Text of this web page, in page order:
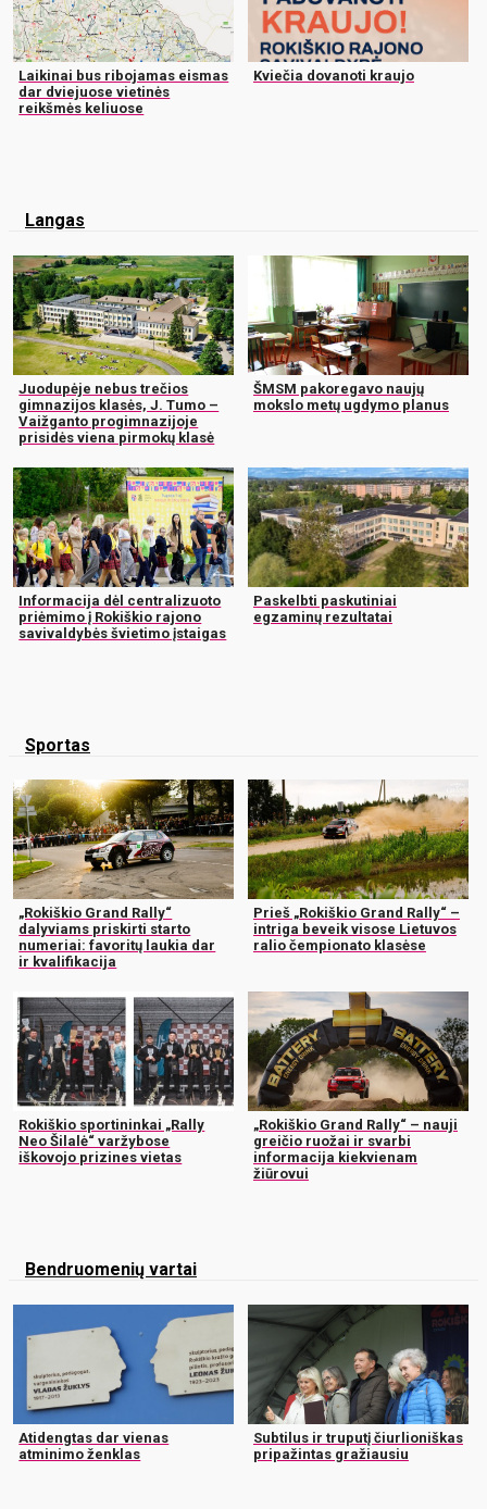
Laikinai bus ribojamas eismas
dar dviejuose vietinės
reikšmės keliuose
Kviečia dovanoti kraujo
Langas
Juodupėje nebus trečios
gimnazijos klasės, J. Tumo –
Vaižganto progimnazijoje
prisidės viena pirmokų klasė
ŠMSM pakoregavo naujų
mokslo metų ugdymo planus
Informacija dėl centralizuoto
priėmimo į Rokiškio rajono
savivaldybės švietimo įstaigas
Paskelbti paskutiniai
egzaminų rezultatai
Sportas
„Rokiškio Grand Rally“
dalyviams priskirti starto
numeriai: favoritų laukia dar
ir kvalifikacija
Prieš „Rokiškio Grand Rally“ –
intriga beveik visose Lietuvos
ralio čempionato klasėse
Rokiškio sportininkai „Rally
Neo Šilalė“ varžybose
iškovojo prizines vietas
„Rokiškio Grand Rally“ – nauji
greičio ruožai ir svarbi
informacija kiekvienam
žiūrovui
Bendruomenių vartai
Atidengtas dar vienas
atminimo ženklas
Subtilus ir truputį čiurlioniškas
pripažintas gražiausiu